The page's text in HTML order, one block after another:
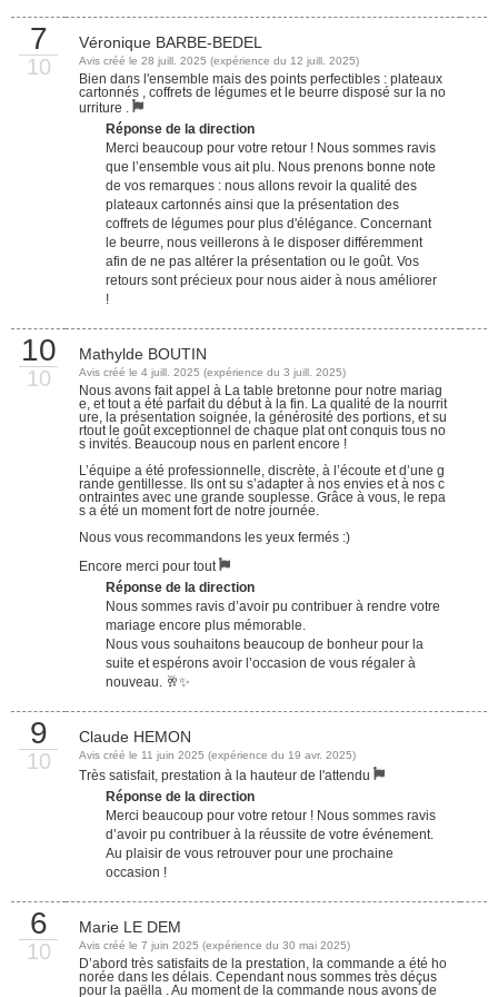
7
10
Véronique BARBE-BEDEL
Avis créé le 28 juill. 2025 (expérience du 12 juill. 2025)
Bien dans l'ensemble mais des points perfectibles : plateaux
cartonnés , coffrets de légumes et le beurre disposé sur la no
urriture .
Réponse de la direction
Merci beaucoup pour votre retour ! Nous sommes ravis
que l’ensemble vous ait plu. Nous prenons bonne note
de vos remarques : nous allons revoir la qualité des
plateaux cartonnés ainsi que la présentation des
coffrets de légumes pour plus d'élégance. Concernant
le beurre, nous veillerons à le disposer différemment
afin de ne pas altérer la présentation ou le goût. Vos
retours sont précieux pour nous aider à nous améliorer
!
10
10
Mathylde BOUTIN
Avis créé le 4 juill. 2025 (expérience du 3 juill. 2025)
Nous avons fait appel à La table bretonne pour notre mariag
e, et tout a été parfait du début à la fin. La qualité de la nourrit
ure, la présentation soignée, la générosité des portions, et su
rtout le goût exceptionnel de chaque plat ont conquis tous no
s invités. Beaucoup nous en parlent encore !
L’équipe a été professionnelle, discrète, à l’écoute et d’une g
rande gentillesse. Ils ont su s’adapter à nos envies et à nos c
ontraintes avec une grande souplesse. Grâce à vous, le repa
s a été un moment fort de notre journée.
Nous vous recommandons les yeux fermés :)
Encore merci pour tout
Réponse de la direction
Nous sommes ravis d’avoir pu contribuer à rendre votre
mariage encore plus mémorable.
Nous vous souhaitons beaucoup de bonheur pour la
suite et espérons avoir l’occasion de vous régaler à
nouveau. 🥂✨
9
10
Claude HEMON
Avis créé le 11 juin 2025 (expérience du 19 avr. 2025)
Très satisfait, prestation à la hauteur de l'attendu
Réponse de la direction
Merci beaucoup pour votre retour ! Nous sommes ravis
d’avoir pu contribuer à la réussite de votre événement.
Au plaisir de vous retrouver pour une prochaine
occasion !
6
10
Marie LE DEM
Avis créé le 7 juin 2025 (expérience du 30 mai 2025)
D’abord très satisfaits de la prestation, la commande a été ho
norée dans les délais. Cependant nous sommes très déçus
pour la paëlla . Au moment de la commande nous avons de